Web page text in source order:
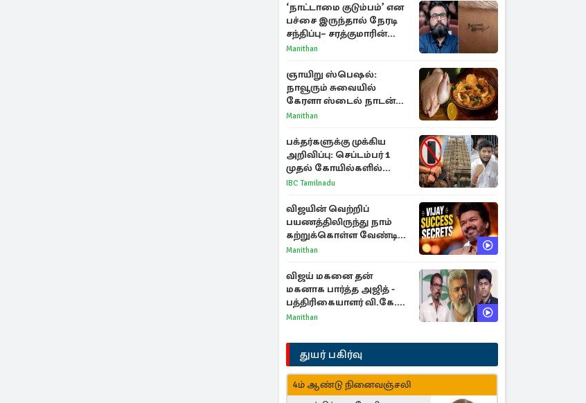
‘நாட்டாமை குடும்பம்’ என
பச்சை இருந்தால் நேரடி
சந்திப்பு– சரத்குமாரின்
புதிய யோசனை
Manithan
ஞாயிறு ஸ்பெஷல்:
நாவூரும் சுவையில்
கேரளா ஸ்டைல் நாடன்
சிக்கன் குழம்பு ரெசிபி!
Manithan
பக்தர்களுக்கு முக்கிய
அறிவிப்பு: செப்டம்பர் 1
முதல் கோயில்களில்
மொபைலுக்கு தடை!
IBC Tamilnadu
விஜயின் வெற்றிப்
பயணத்திலிருந்து நாம்
கற்றுக்கொள்ள வேண்டிய
முக்கிய 3 விடயங்கள்!
Manithan
விஜய் மகனை தன்
மகனாக பார்த்த அஜித் -
பத்திரிகையாளர் வி.கே.
சுந்தர் ஓபன் டாக்!
Manithan
துயர் பகிர்வு
4ம் ஆண்டு நினைவஞ்சலி